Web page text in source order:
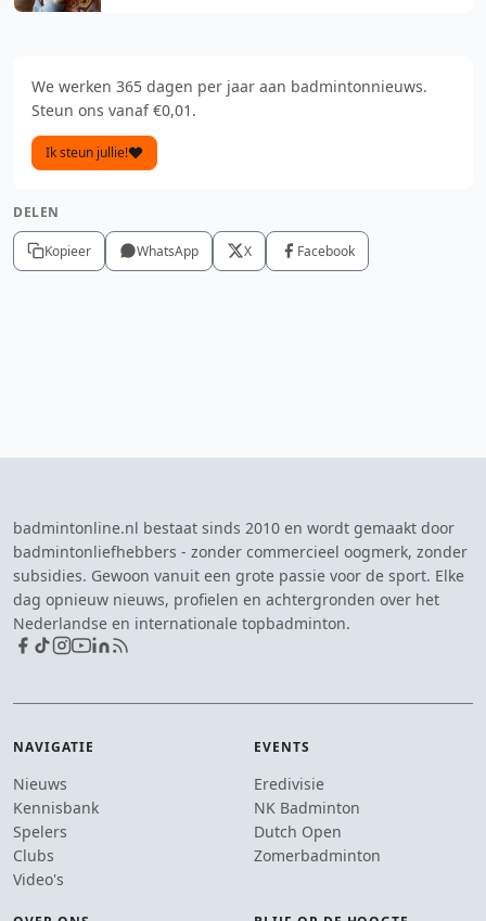
We werken 365 dagen per jaar aan badmintonnieuws.
Steun ons vanaf €0,01.
Ik steun jullie!
DELEN
Kopieer WhatsApp X Facebook
badmintonline.nl bestaat sinds 2010 en wordt gemaakt door
badmintonliefhebbers - zonder commercieel oogmerk, zonder
subsidies. Gewoon vanuit een grote passie voor de sport. Elke
dag opnieuw nieuws, profielen en achtergronden over het
Nederlandse en internationale topbadminton.
NAVIGATIE
Nieuws
Kennisbank
Spelers
Clubs
Video's
EVENTS
Eredivisie
NK Badminton
Dutch Open
Zomerbadminton